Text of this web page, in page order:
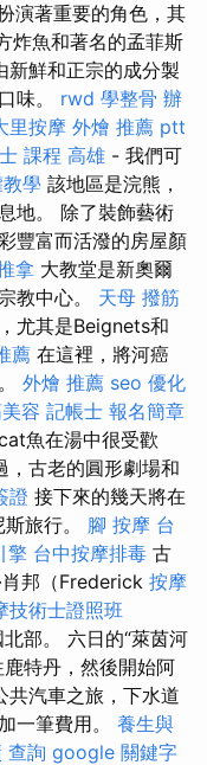
演著重要的角色，其
炸魚和著名的孟菲斯
新鮮和正宗的成分製
味。 rwd 學整骨 辦
里按摩 外燴 推薦 ptt
課程 高雄 - 我們可
學 該地區是浣熊，
地。 除了裝飾藝術
豐富而活潑的房屋顏
拿 大教堂是新奧爾
教中心。 天母 撥筋
尤其是Beignets和
薦 在這裡，將河癌
外燴 推薦 seo 優化
容 記帳士 報名簡章
魚在湯中很受歡
，古老的圓形劇場和
證 接下來的幾天將在
旅行。 腳 按摩 台
擎 台中按摩排毒 古
肖邦（Frederick 按摩
技術士證照班
部。 六日的“萊茵河
特丹，然後開始阿
共汽車之旅，下水道
一筆費用。 養生與
查詢 google 關鍵字